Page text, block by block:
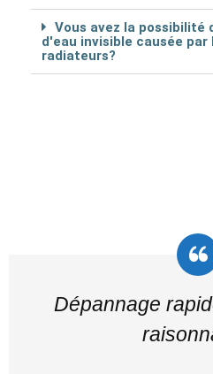
Vous avez la
d'eau invisible causée
radiateurs?
Dépannage